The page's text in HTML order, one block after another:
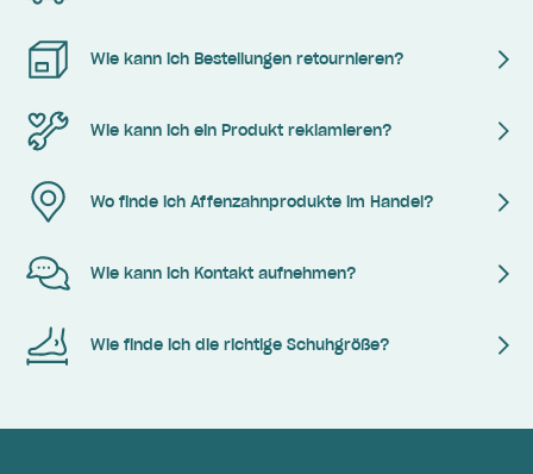
Wie kann ich Bestellungen retournieren?
Wie kann ich ein Produkt reklamieren?
Wo finde ich Affenzahnprodukte im Handel?
Wie kann ich Kontakt aufnehmen?
Wie finde ich die richtige Schuhgröße?